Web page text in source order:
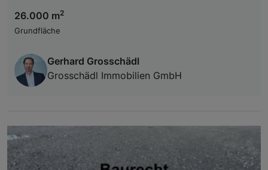
26.000 m2
Grundfläche
Gerhard Grosschädl
Grosschädl Immobilien GmbH